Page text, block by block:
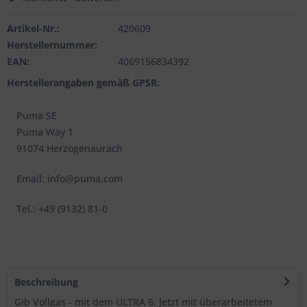
Artikel-Nr.:
420609
Herstellernummer:
EAN:
4069156834392
Herstellerangaben gemäß GPSR:
Puma SE
Puma Way 1
91074 Herzogenaurach
Email: info@puma.com
Tel.: +49 (9132) 81-0
Beschreibung
Gib Vollgas - mit dem ULTRA 6. Jetzt mit überarbeitetem